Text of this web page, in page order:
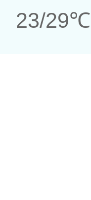
23/29℃